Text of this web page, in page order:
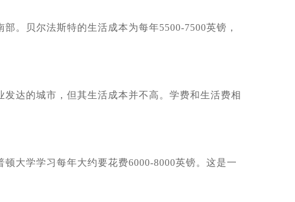
贝尔法斯特的生活成本为每年5500-7500英镑，
达的城市，但其生活成本并不高。学费和生活费相
大学学习每年大约要花费6000-8000英镑。这是一